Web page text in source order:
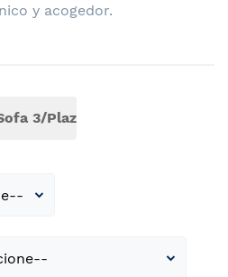
y acogedor.
3/Plaz